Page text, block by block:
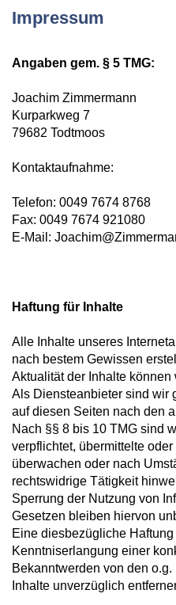
Impressum
Angaben gem. § 5 TMG:
Joachim Zimmermann
Kurparkweg 7
79682 Todtmoos
Kontaktaufnahme:
Telefon: 0049 7674 8768
Fax: 0049 7674 921080
E-Mail:
Haftung für Inhalte
Alle Inhalte unseres
nach bestem Gewissen
Aktualität der Inhalte
Als Diensteanbieter sind wir
auf diesen Seiten nach den
Nach §§ 8 bis 10 TMG sind
verpflichtet, übermittelte
überwachen oder nach
rechtswidrige Tätigkeit
Sperrung der Nutzung von
Gesetzen bleiben hiervon
Eine diesbezügliche
Kenntniserlangung einer
Bekanntwerden von den
Inhalte unverzüglich